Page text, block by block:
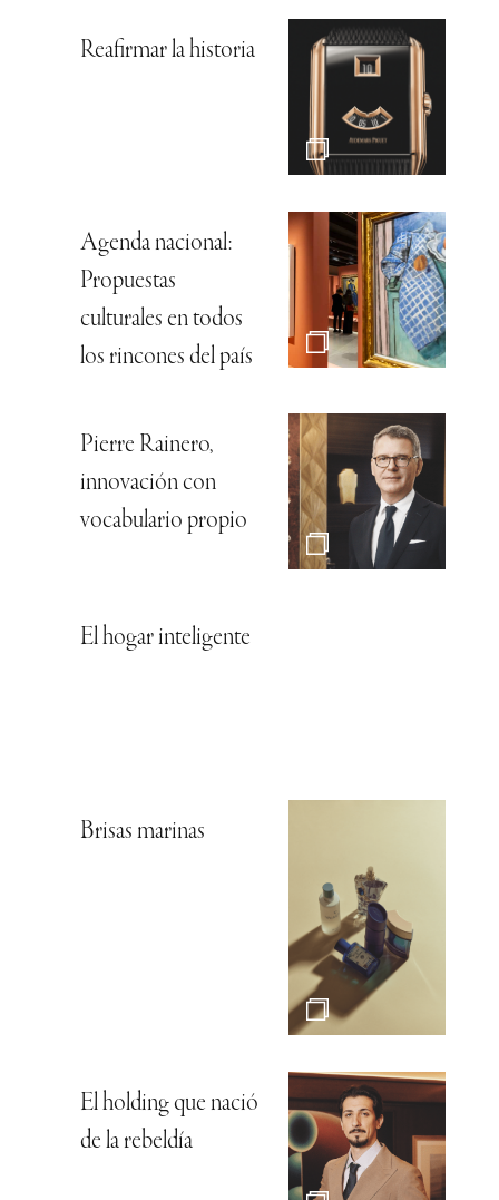
Reafirmar la historia
Agenda nacional:
Propuestas
culturales en todos
los rincones del país
Pierre Rainero,
innovación con
vocabulario propio
El hogar inteligente
Brisas marinas
El holding que nació
de la rebeldía